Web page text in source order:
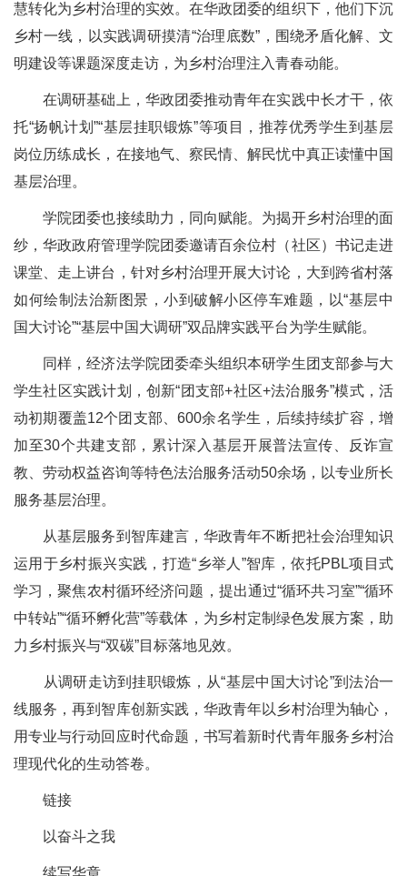
慧转化为乡村治理的实效。在华政团委的组织下，他们下沉
乡村一线，以实践调研摸清“治理底数”，围绕矛盾化解、文
明建设等课题深度走访，为乡村治理注入青春动能。
在调研基础上，华政团委推动青年在实践中长才干，依
托“扬帆计划”“基层挂职锻炼”等项目，推荐优秀学生到基层
岗位历练成长，在接地气、察民情、解民忧中真正读懂中国
基层治理。
学院团委也接续助力，同向赋能。为揭开乡村治理的面
纱，华政政府管理学院团委邀请百余位村（社区）书记走进
课堂、走上讲台，针对乡村治理开展大讨论，大到跨省村落
如何绘制法治新图景，小到破解小区停车难题，以“基层中
国大讨论”“基层中国大调研”双品牌实践平台为学生赋能。
同样，经济法学院团委牵头组织本研学生团支部参与大
学生社区实践计划，创新“团支部+社区+法治服务”模式，活
动初期覆盖12个团支部、600余名学生，后续持续扩容，增
加至30个共建支部，累计深入基层开展普法宣传、反诈宣
教、劳动权益咨询等特色法治服务活动50余场，以专业所长
服务基层治理。
从基层服务到智库建言，华政青年不断把社会治理知识
运用于乡村振兴实践，打造“乡举人”智库，依托PBL项目式
学习，聚焦农村循环经济问题，提出通过“循环共习室”“循环
中转站”“循环孵化营”等载体，为乡村定制绿色发展方案，助
力乡村振兴与“双碳”目标落地见效。
从调研走访到挂职锻炼，从“基层中国大讨论”到法治一
线服务，再到智库创新实践，华政青年以乡村治理为轴心，
用专业与行动回应时代命题，书写着新时代青年服务乡村治
理现代化的生动答卷。
链接
以奋斗之我
续写华章